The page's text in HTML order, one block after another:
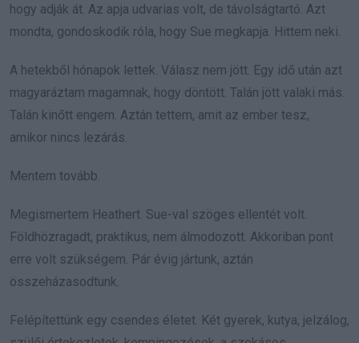
hogy adják át. Az apja udvarias volt, de távolságtartó. Azt
mondta, gondoskodik róla, hogy Sue megkapja. Hittem neki.
A hetekből hónapok lettek. Válasz nem jött. Egy idő után azt
magyaráztam magamnak, hogy döntött. Talán jött valaki más.
Talán kinőtt engem. Aztán tettem, amit az ember tesz,
amikor nincs lezárás.
Mentem tovább.
Megismertem Heathert. Sue-val szöges ellentét volt.
Földhözragadt, praktikus, nem álmodozott. Akkoriban pont
erre volt szükségem. Pár évig jártunk, aztán
összeházasodtunk.
Felépítettünk egy csendes életet. Két gyerek, kutya, jelzálog,